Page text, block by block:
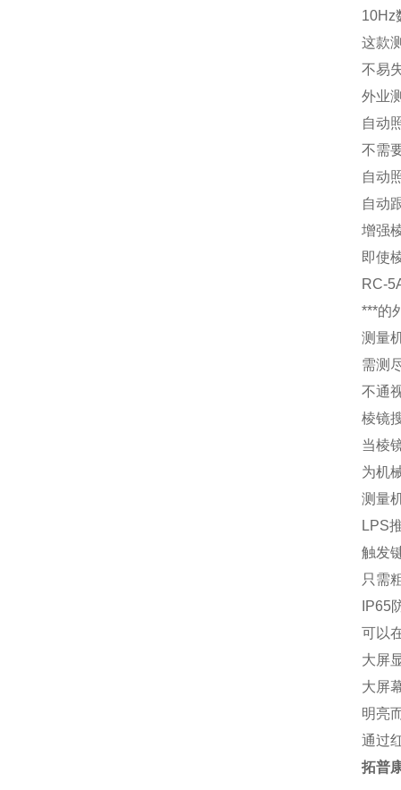
10Hz
这款
不易
外业
自动
不需
自动
自动
增强
即使
RC-
***的
测量
需测
不通
棱镜
当棱
为机
测量
LPS
触发
只需
IP65
可以
大屏
大屏
明亮
通过
拓普